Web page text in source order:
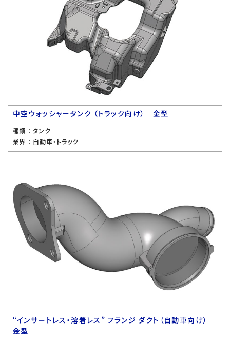
中空ウォッシャータンク （トラック向け） 金型
種類 ： タンク
業界 ： 自動車・トラック
“インサートレス・溶着レス” フランジ ダクト（自動車向け）
金型